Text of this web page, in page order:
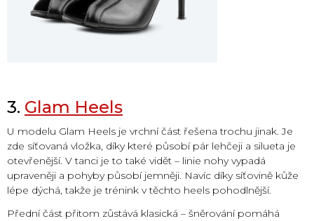
3. Glam Heels
U modelu Glam Heels je vrchní část řešena trochu jinak. Je
zde síťovaná vložka, díky které působí pár lehčeji a silueta je
otevřenější. V tanci je to také vidět – linie nohy vypadá
upraveněji a pohyby působí jemněji. Navíc díky síťovině kůže
lépe dýchá, takže je trénink v těchto heels pohodlnější.
Přední část přitom zůstává klasická – šněrování pomáhá